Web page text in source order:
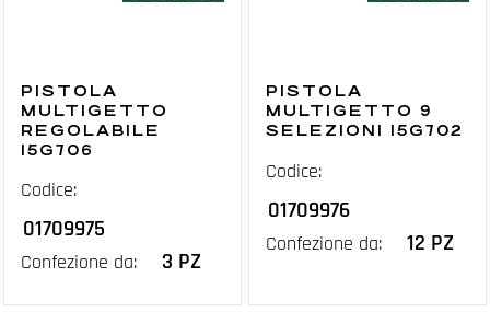
PISTOLA
MULTIGETTO
REGOLABILE
15G706
Codice:
01709975
Confezione da: 3 PZ
PISTOLA
MULTIGETTO 9
SELEZIONI 15G702
Codice:
01709976
Confezione da: 12 PZ